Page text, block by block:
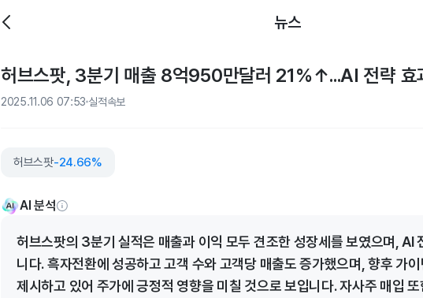
뉴스
허브스팟, 3분기 매출 8억950만달러 21%↑...AI 전략 효
2025.11.06 07:53 실적속보
허브스팟-24.66%
AI 분석
허브스팟의 3분기 실적은 매출과 이익 모두 견조한 성장세를 보였으며, AI
니다. 흑자전환에 성공하고 고객 수와 고객당 매출도 증가했으며, 향후 가
제시하고 있어 주가에 긍정적 영향을 미칠 것으로 보입니다. 자사주 매입